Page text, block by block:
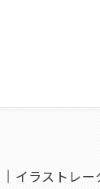
イラストレ